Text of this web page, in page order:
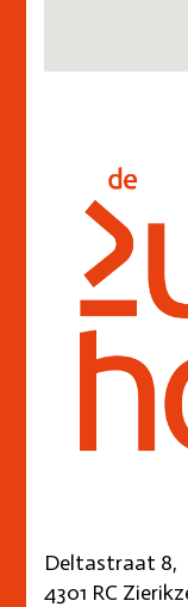
Deltastraat 8,
4301 RC